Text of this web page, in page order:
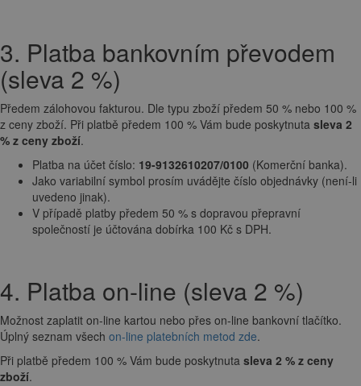
3. Platba bankovním převodem
(sleva 2 %)
Předem zálohovou fakturou. Dle typu zboží předem 50 % nebo 100 %
z ceny zboží. Při platbě předem 100 % Vám bude poskytnuta sleva 2
% z ceny zboží.
Platba na účet číslo: 19-9132610207/0100 (Komerční banka).
Jako variabilní symbol prosím uvádějte číslo objednávky (není-li
uvedeno jinak).
V případě platby předem 50 % s dopravou přepravní
společností je účtována dobírka 100 Kč s DPH.
4. Platba on-line (sleva 2 %)
Možnost zaplatit on-line kartou nebo přes on-line bankovní tlačítko.
Úplný seznam všech on-line platebních metod zde.
Při platbě předem 100 % Vám bude poskytnuta sleva 2 % z ceny
zboží.